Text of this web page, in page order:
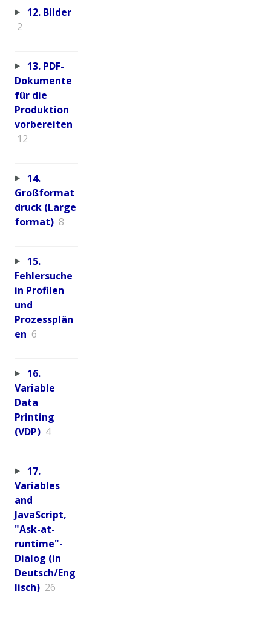
12. Bilder
2
13. PDF-
Dokumente
für die
Produktion
vorbereiten
12
14.
Großformat
druck (Large
format) 8
15.
Fehlersuche
in Profilen
und
Prozessplän
en 6
16.
Variable
Data
Printing
(VDP) 4
17.
Variables
and
JavaScript,
"Ask-at-
runtime"-
Dialog (in
Deutsch/Eng
lisch) 26